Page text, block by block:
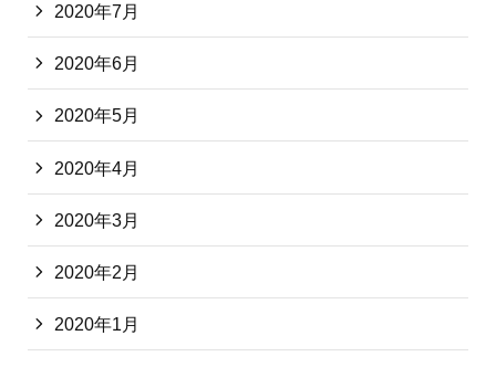
2020年7月
2020年6月
2020年5月
2020年4月
2020年3月
2020年2月
2020年1月